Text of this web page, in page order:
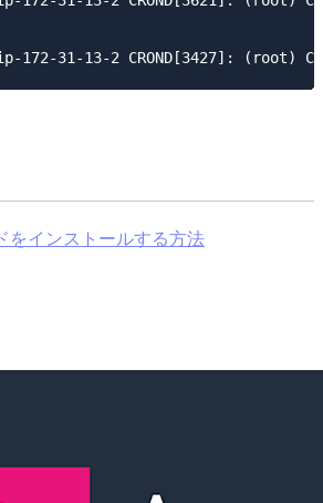
をインストールする方法